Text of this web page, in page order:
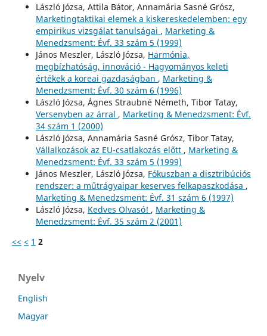
László Józsa, Attila Bátor, Annamária Sasné Grósz,
Marketingtaktikai elemek a kiskereskedelemben: egy
empirikus vizsgálat tanulságai , Marketing &
Menedzsment: Évf. 33 szám 5 (1999)
János Meszler, László Józsa, Harmónia,
megbízhatóság, innováció - Hagyományos keleti
értékek a koreai gazdaságban , Marketing &
Menedzsment: Évf. 30 szám 6 (1996)
László Józsa, Ágnes Straubné Németh, Tibor Tatay,
Versenyben az árral , Marketing & Menedzsment: Évf.
34 szám 1 (2000)
László Józsa, Annamária Sasné Grósz, Tibor Tatay,
Vállalkozások az EU-csatlakozás előtt , Marketing &
Menedzsment: Évf. 33 szám 5 (1999)
János Meszler, László Józsa, Fókuszban a disztribúciós
rendszer: a műtrágyaipar keserves felkapaszkodása ,
Marketing & Menedzsment: Évf. 31 szám 6 (1997)
László Józsa, Kedves Olvasó! , Marketing &
Menedzsment: Évf. 35 szám 2 (2001)
<< < 1 2
Nyelv
English
Magyar